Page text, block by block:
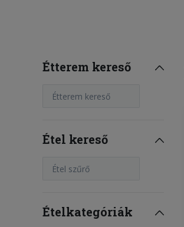
Étterem kereső
Étterem kereső
Étel kereső
Étel szűrő
Ételkategóriák